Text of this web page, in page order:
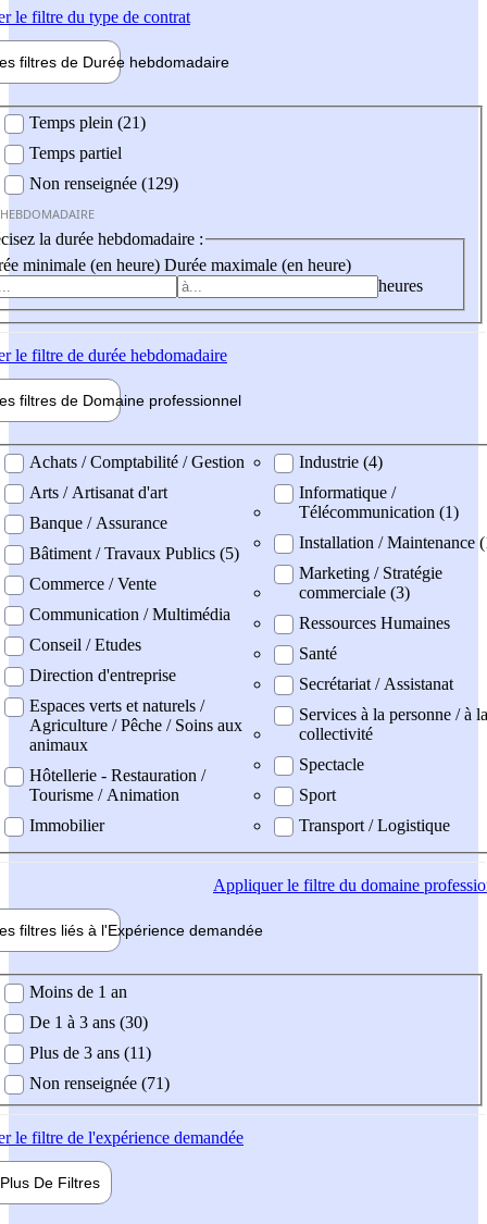
le filtre du type de contrat
filtres de Durée hebdomadaire
Temps plein (21)
Temps partiel
Non renseignée (129)
la durée hebdomadaire :
minimale (en heure) Durée maximale (en heure)
heures
le filtre de durée hebdomadaire
filtres de Domaine professionnel
professionel
Achats / Comptabilité / Gestion
Arts / Artisanat d'art
Banque / Assurance
Bâtiment / Travaux Publics (5)
Commerce / Vente
Communication / Multimédia
Conseil / Etudes
Direction d'entreprise
Espaces verts et naturels /
Agriculture / Pêche / Soins aux
animaux
Hôtellerie - Restauration /
Tourisme / Animation
Immobilier
Industrie (4)
Informatique /
Télécommunication (1)
Installation / Maintenance
Marketing / Stratégie
commerciale (3)
Ressources Humaines
Santé
Secrétariat / Assistanat
Services à la personne / à la
collectivité
Spectacle
Sport
Transport / Logistique
Appliquerle filtre du domaine
filtres liés à l'Expérience demandée
demandée
Moins de 1 an
De 1 à 3 ans (30)
Plus de 3 ans (11)
Non renseignée (71)
le filtre de l'expérience demandée
Plus De Filtres